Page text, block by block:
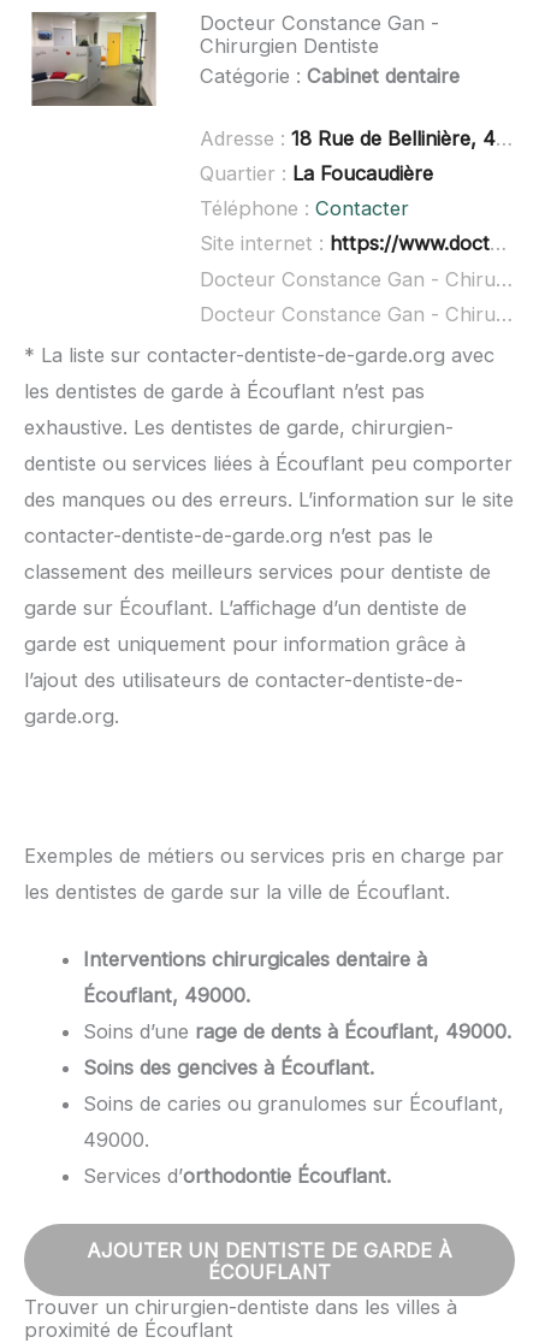
Docteur Constance Gan -
Chirurgien Dentiste
Catégorie : Cabinet dentaire
Adresse : 18 Rue de Bellinière, 49800 Trélazé
Quartier : La Foucaudière
Téléphone : Contacter
Site internet : https://www.doctolib.fr/dentiste/trelaze/constance-gan
Docteur Constance Gan - Chirurgien Dentiste à domicile :
Docteur Constance Gan - Chirurgien Dentiste ouvert dimanche :
* La liste sur contacter-dentiste-de-garde.org avec
les dentistes de garde à Écouflant n’est pas
exhaustive. Les dentistes de garde, chirurgien-
dentiste ou services liées à Écouflant peu comporter
des manques ou des erreurs. L’information sur le site
contacter-dentiste-de-garde.org n’est pas le
classement des meilleurs services pour dentiste de
garde sur Écouflant. L’affichage d’un dentiste de
garde est uniquement pour information grâce à
l’ajout des utilisateurs de contacter-dentiste-de-
garde.org.
Exemples de métiers ou services pris en charge par
les dentistes de garde sur la ville de Écouflant.
Interventions chirurgicales dentaire à
Écouflant, 49000.
Soins d’une rage de dents à Écouflant, 49000.
Soins des gencives à Écouflant.
Soins de caries ou granulomes sur Écouflant,
49000.
Services d’orthodontie Écouflant.
AJOUTER UN DENTISTE DE GARDE À
ÉCOUFLANT
Trouver un chirurgien-dentiste dans les villes à
proximité de Écouflant